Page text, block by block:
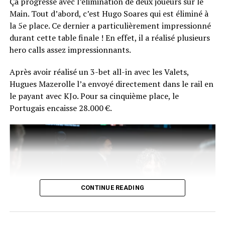
que très peu exprimé sa joie, mais il a tout de même fini
par donner une interview à Comanche.
La réaction du vainqueur fera certainement son petit
bonhomme de chemin sur les réseaux du poker
français… En plus de ça, Chotec risque de se souvenir
longtemps de sa photo d’après-victoire… en peignoir !
Main. Tout d’abord, c’est Hugo Soares qui est éliminé à
la 5e place. Ce dernier a particulièrement impressionné
durant cette table finale ! En effet, il a réalisé plusieurs
hero calls assez impressionnants.
Après avoir réalisé un 3-bet all-in avec les Valets,
Hugues Mazerolle l’a envoyé directement dans le rail en
le payant avec KJo. Pour sa cinquième place, le
Portugais encaisse 28.000 €.
CONTINUE READING